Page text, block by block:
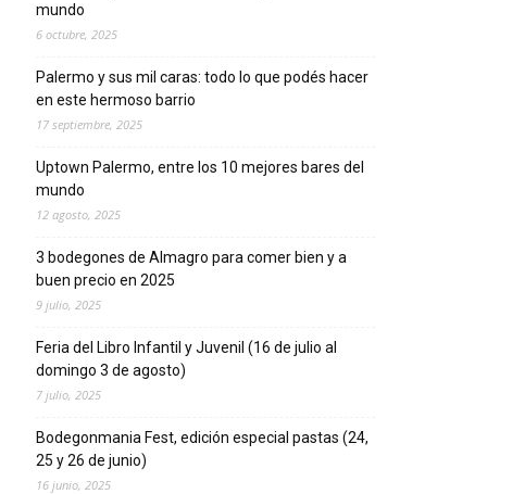
mundo
6 octubre, 2025
Palermo y sus mil caras: todo lo que podés hacer
en este hermoso barrio
17 septiembre, 2025
Uptown Palermo, entre los 10 mejores bares del
mundo
12 agosto, 2025
3 bodegones de Almagro para comer bien y a
buen precio en 2025
9 julio, 2025
Feria del Libro Infantil y Juvenil (16 de julio al
domingo 3 de agosto)
7 julio, 2025
Bodegonmania Fest, edición especial pastas (24,
25 y 26 de junio)
16 junio, 2025